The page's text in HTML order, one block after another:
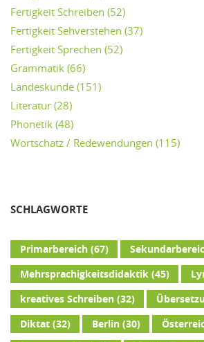
Fertigkeit Schreiben (52)
Fertigkeit Sehverstehen (37)
Fertigkeit Sprechen (52)
Grammatik (66)
Landeskunde (151)
Literatur (28)
Phonetik (48)
Wortschatz / Redewendungen (115)
SCHLAGWORTE
Primarbereich(67)
Mehrsprachigkeitsdidaktik(45)
kreatives Schreiben(32)
Diktat(32) Berlin(30)